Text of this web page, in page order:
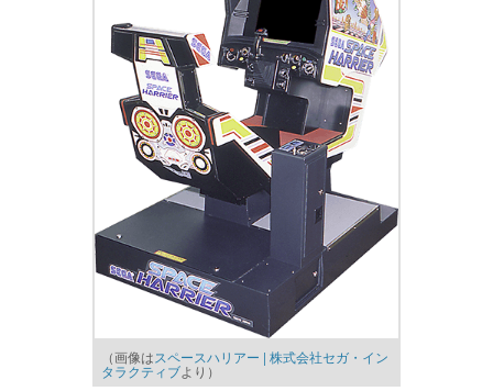
（画像はスペースハリアー | 株式会社セガ・イン
タラクティブより）